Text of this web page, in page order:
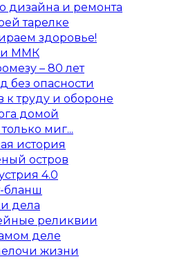
дизайна и ремонта
тарелке
здоровье!
ММК
– 80 лет
без опасности
к труду и обороне
домой
только миг...
история
остров
4.0
бланш
дела
реликвии
деле
жизни